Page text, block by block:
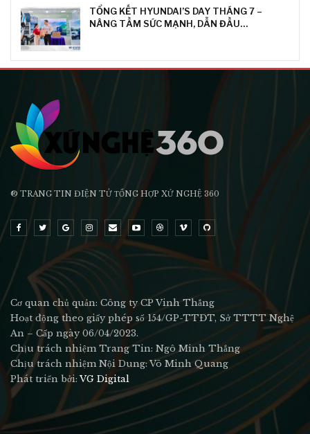
TỔNG KẾT HYUNDAI’S DAY THÁNG 7 –
NÂNG TẦM SỨC MẠNH, DẪN ĐẦU…
® TRANG TIN ĐIỆN TỬ ТỔNG HỢP XỨ NGHỆ 360
Cơ quan chủ quản: Công ty CP Vinh Thắng
Hoạt động theo giấy phép số 154/GP-TTĐT, Sở TTTT Nghệ
An – Cấp ngày 06/04/2023.
Chịu trách nhiệm Trang Tin: Ngô Minh Thắng
Chịu trách nhiệm Nội Dung: Võ Minh Quang
Phát triển bởi:VG Digital